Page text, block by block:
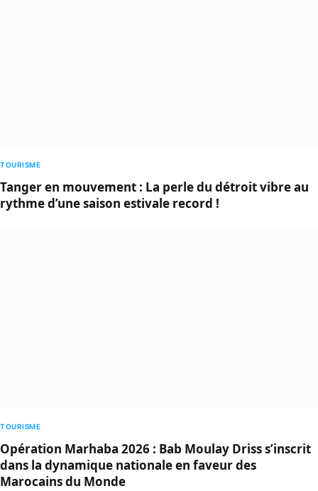
TOURISME
Tanger en mouvement : La perle du détroit vibre au
rythme d’une saison estivale record !
TOURISME
Opération Marhaba 2026 : Bab Moulay Driss s’inscrit
dans la dynamique nationale en faveur des
Marocains du Monde